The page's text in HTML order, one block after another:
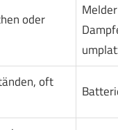
oder
oft